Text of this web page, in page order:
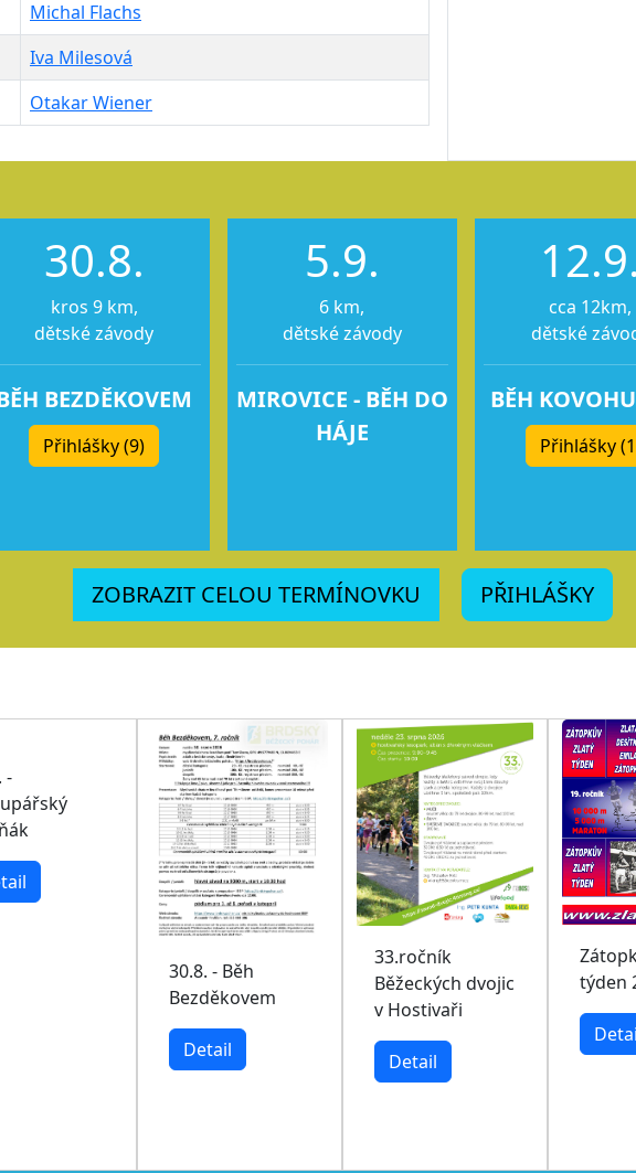
Michal Flachs
Iva Milesová
Otakar Wiener
30.8.
kros 9 km,
dětské závody
BEZDĚKOVEM
Přihlášky (9)
5.9.
6 km,
dětské závody
MIROVICE - BĚH DO
HÁJE
12.9.
cca 12km,
dětské
BĚH
Přihlášky
ZOBRAZIT CELOU TERMÍNOVKU PŘIHLÁŠKY
-
30.8. - Běh
Bezděkovem
Detail
33.ročník
Běžeckých dvojic
v Hostivaři
Detail
týden